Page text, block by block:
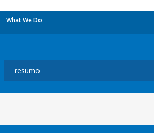
What We Do